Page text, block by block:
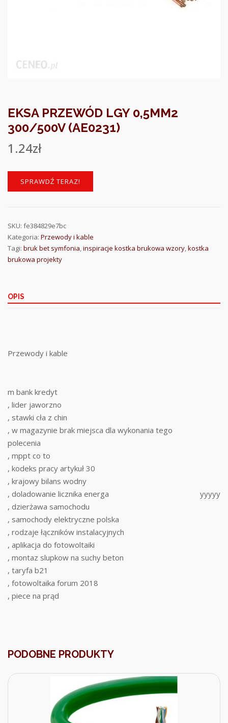
EKSA PRZEWÓD LGY 0,5MM2
300/500V (AE0231)
1.24zł
SPRAWDŹ TERAZ!
SKU: fe384829e7bc
Kategoria: Przewody i kable
Tagi: bruk bet symfonia,inspiracje kostka brukowa wzory,kostka
brukowa projekty
OPIS
Przewody i kable
m bank kredyt
, lider jaworzno
, stawki cła z chin
, w magazynie brak miejsca dla wykonania tego
polecenia
, mppt co to
, kodeks pracy artykuł 30
, krajowy bilans wodny
, doladowanie licznika energa
, dzierżawa samochodu
, samochody elektryczne polska
, rodzaje łączników instalacyjnych
, aplikacja do fotowoltaiki
, montaz slupkow na suchy beton
, taryfa b21
, fotowoltaika forum 2018
, piece na prąd
yyyyy
PODOBNE PRODUKTY